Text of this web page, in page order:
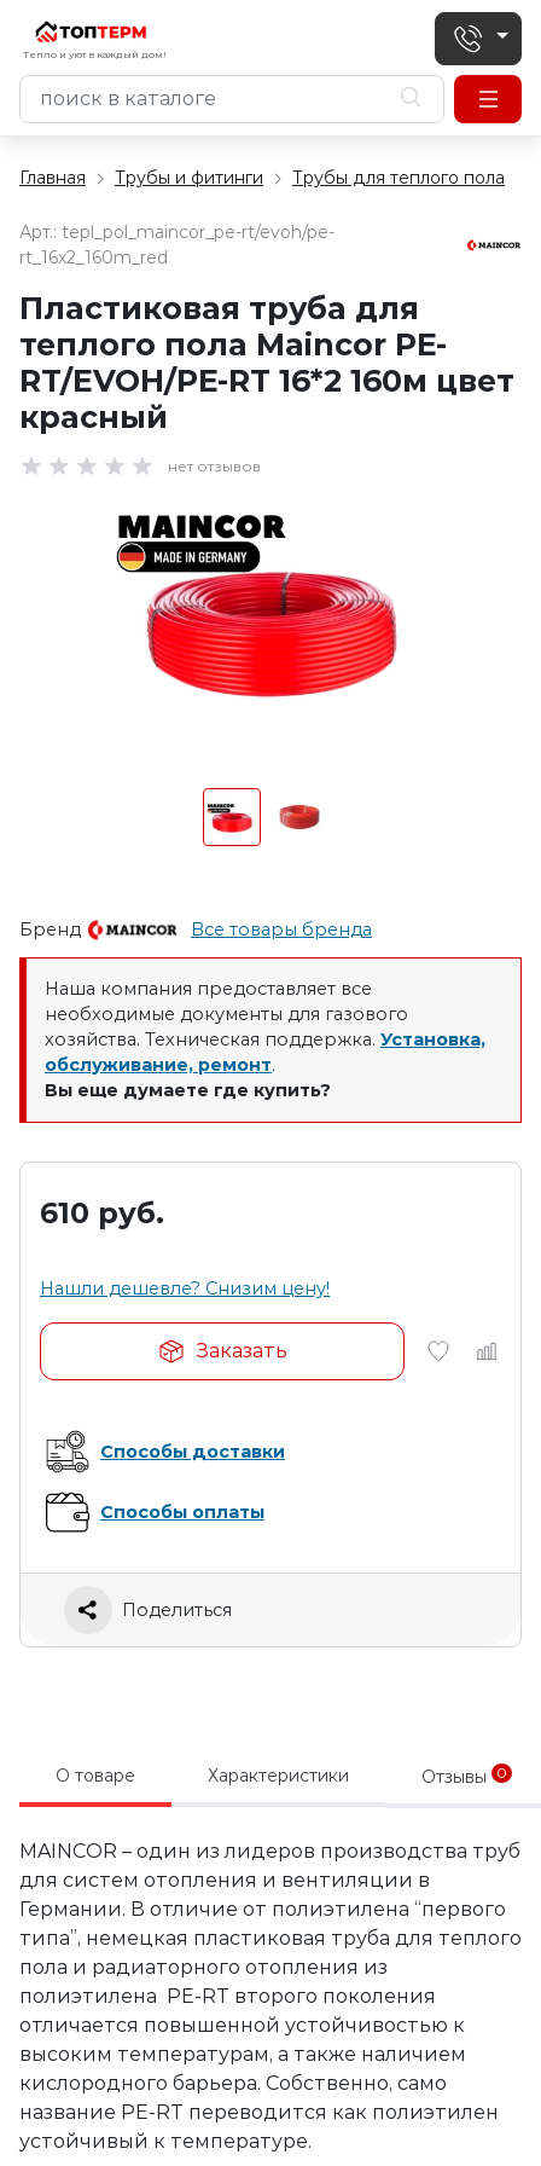
Тепло и уют в каждый дом!
Главная Трубы и фитинги Трубы для теплого пола
Арт.: tepl_pol_maincor_pe-rt/evoh/pe-
rt_16x2_160m_red
Пластиковая труба для
теплого пола Maincor PE-
RT/EVOH/PE-RT 16*2 160м цвет
красный
нет отзывов
Бренд Все товары бренда
Наша компания предоставляет все
необходимые документы для газового
хозяйства. Техническая поддержка. Установка,
обслуживание, ремонт.
Вы еще думаете где купить?
610 руб.
Нашли дешевле? Снизим цену!
Заказать
Способы доставки
Способы оплаты
Поделиться
О товаре Характеристики Отзывы 0
MAINCOR – один из лидеров производства труб
для систем отопления и вентиляции в
Германии. В отличие от полиэтилена “первого
типа”, немецкая пластиковая труба для теплого
пола и радиаторного отопления из
полиэтилена PE-RT второго поколения
отличается повышенной устойчивостью к
высоким температурам, а также наличием
кислородного барьера. Собственно, само
название PE-RT переводится как полиэтилен
устойчивый к температуре.